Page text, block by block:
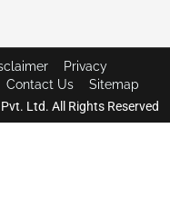
Ltd. All Rights Reserved
Privacy
Contact Us Sitemap